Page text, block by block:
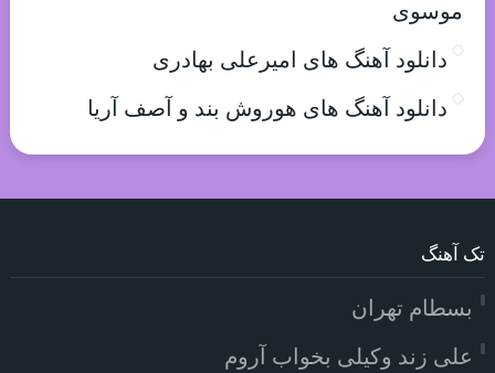
موسوی
دانلود آهنگ های امیرعلی بهادری
دانلود آهنگ های هوروش بند و آصف آریا
تک آهنگ
بسطام تهران
علی زند وکیلی بخواب آروم